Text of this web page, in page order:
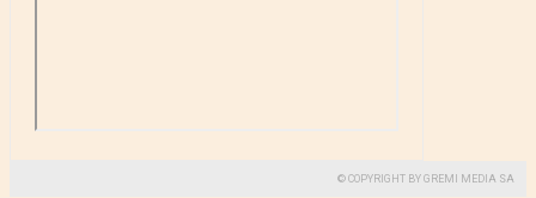
© COPYRIGHT BY GREMI MEDIA SA